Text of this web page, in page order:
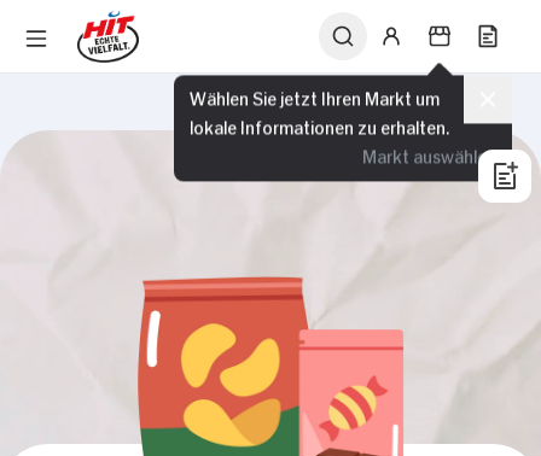
Wählen Sie jetzt Ihren Markt um
lokale Informationen zu erhalten.
Markt auswählen